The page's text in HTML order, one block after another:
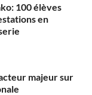
100 élèves
en
majeur sur